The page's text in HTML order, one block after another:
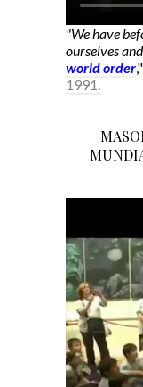
"We have
ourselves
world order
1991.